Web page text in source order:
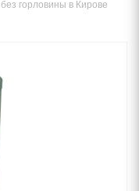
горловины в Кирове